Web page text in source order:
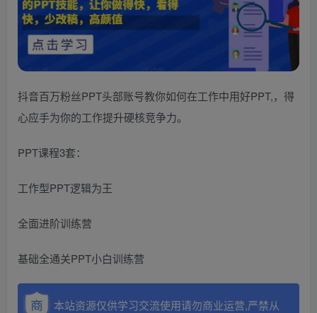
抖音百万粉丝PPT头部账号教你如何在工作中用好PPT,，得
心应手为你的工作提升硬核竞争力。
PPT课程3套：
工作型PPT逻辑为王
全面进阶训练营
基础全通关PPT小白训练营
本站资源仅供学习交流使用请勿商业运营,严禁从